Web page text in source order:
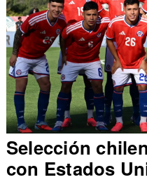
Selección
con Estados